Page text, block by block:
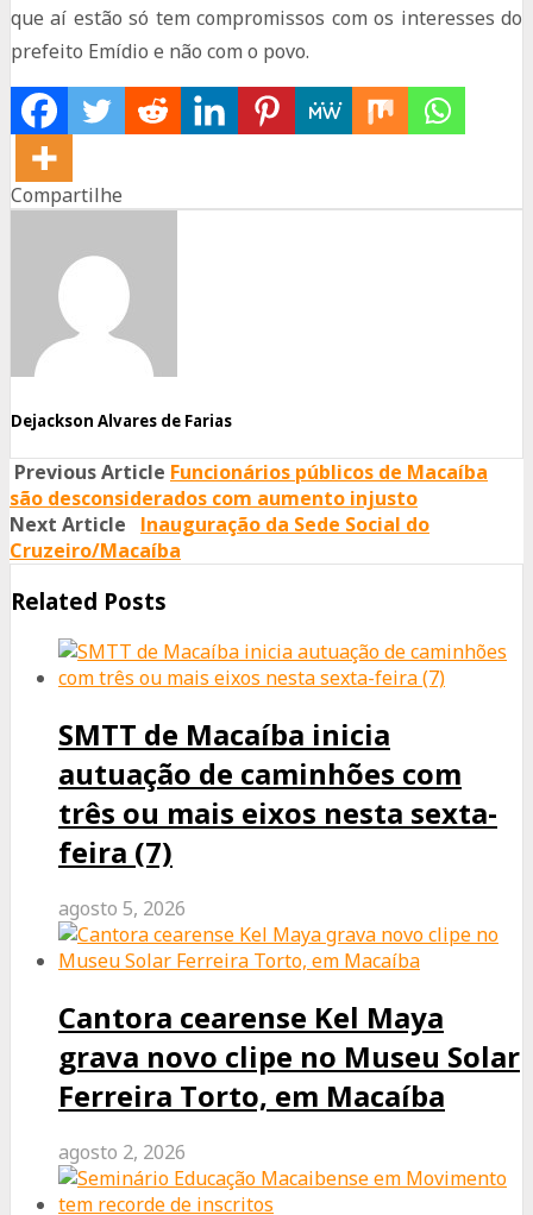
que aí estão só tem compromissos com os interesses do
prefeito Emídio e não com o povo.
Compartilhe
Facebook
Twitter
Whatsapp
Dejackson Alvares de Farias
Previous Article Funcionários públicos de Macaíba
são desconsiderados com aumento injusto
Next Article
Inauguração da Sede Social do
Cruzeiro/Macaíba
Related Posts
SMTT de Macaíba inicia
autuação de caminhões com
três ou mais eixos nesta sexta-
feira (7)
agosto 5, 2026
Cantora cearense Kel Maya
grava novo clipe no Museu Solar
Ferreira Torto, em Macaíba
agosto 2, 2026